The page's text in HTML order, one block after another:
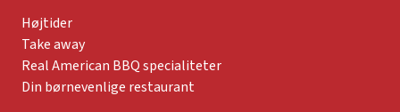
Højtider
Take away
Real American BBQ specialiteter
Din børnevenlige restaurant